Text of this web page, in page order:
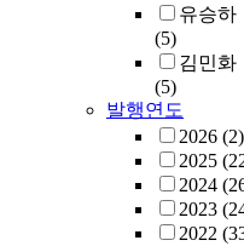
유승하
(5)
김민화
(5)
발행연도
2026 (2)
2025
2024
2023
2022